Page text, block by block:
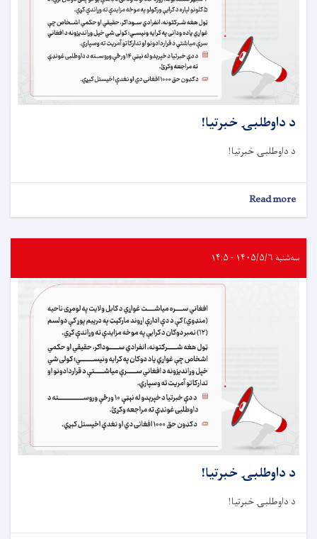
د داوطلبۍ خبرتيا!
د داوطلبۍ خبرتيا!
Read more
د
خبرتيا!
سه‌شنبه ۱۴۰۵/۵/۶ - ۱۴:۵
د داوطلبۍ خبرتيا!
د داوطلبۍ خبرتيا!